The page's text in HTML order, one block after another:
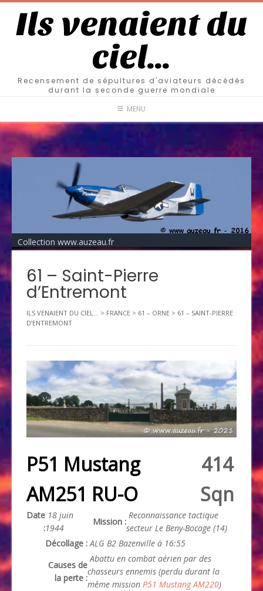
Ils venaient du
ciel…
Recensement de sépultures d'aviateurs décédés
durant la seconde guerre mondiale
MENU
Collection www.auzeau.fr
61 – Saint-Pierre
d’Entremont
ILS VENAIENT DU CIEL... > FRANCE > 61 – ORNE > 61 – SAINT-PIERRE
D’ENTREMONT
P51 Mustang
AM251 RU-O
414
Sqn
Date
:
18 juin
1944
Mission :
Reconnaissance tactique
secteur Le Beny-Bocage (14)
Décollage :ALG B2 Bazenville à 16:55
Causes de
la perte :
Abattu en combat aérien par des
chasseurs ennemis (perdu durant la
même mission P51 Mustang AM220)